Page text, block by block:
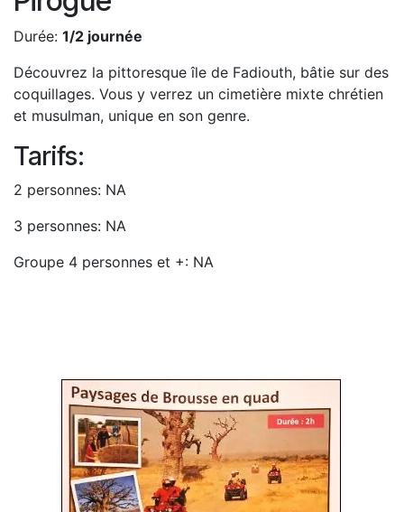
Durée: 1/2 journée
Découvrez la pittoresque île de Fadiouth, bâtie sur des
coquillages. Vous y verrez un cimetière mixte chrétien
et musulman, unique en son genre.
Tarifs:
2 personnes: NA
3 personnes: NA
Groupe 4 personnes et +: NA